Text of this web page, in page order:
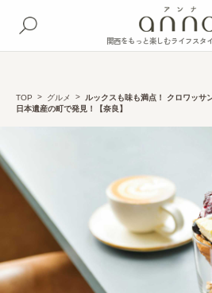
関西をもっと楽しむライフスタ
TOP グルメ
ルックスも味も満点！ クロワッサ
日本遺産の町で発見！【奈良】